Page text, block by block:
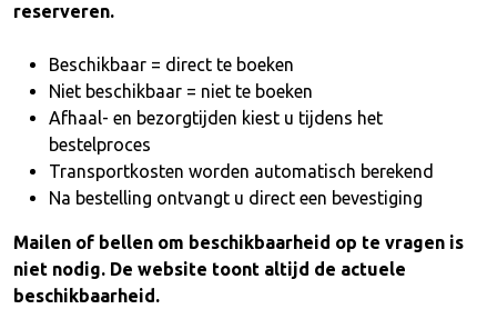
reserveren.
Beschikbaar = direct te boeken
Niet beschikbaar = niet te boeken
Afhaal- en bezorgtijden kiest u tijdens het
bestelproces
Transportkosten worden automatisch berekend
Na bestelling ontvangt u direct een bevestiging
Mailen of bellen om beschikbaarheid op te vragen is
niet nodig. De website toont altijd de actuele
beschikbaarheid.